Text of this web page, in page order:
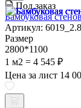
Под заказ
Бамбуковая
Артикул: 6019_2.8
Размер
2800*1100
1 м2 = 4 545 ₽
Цена за лист 14